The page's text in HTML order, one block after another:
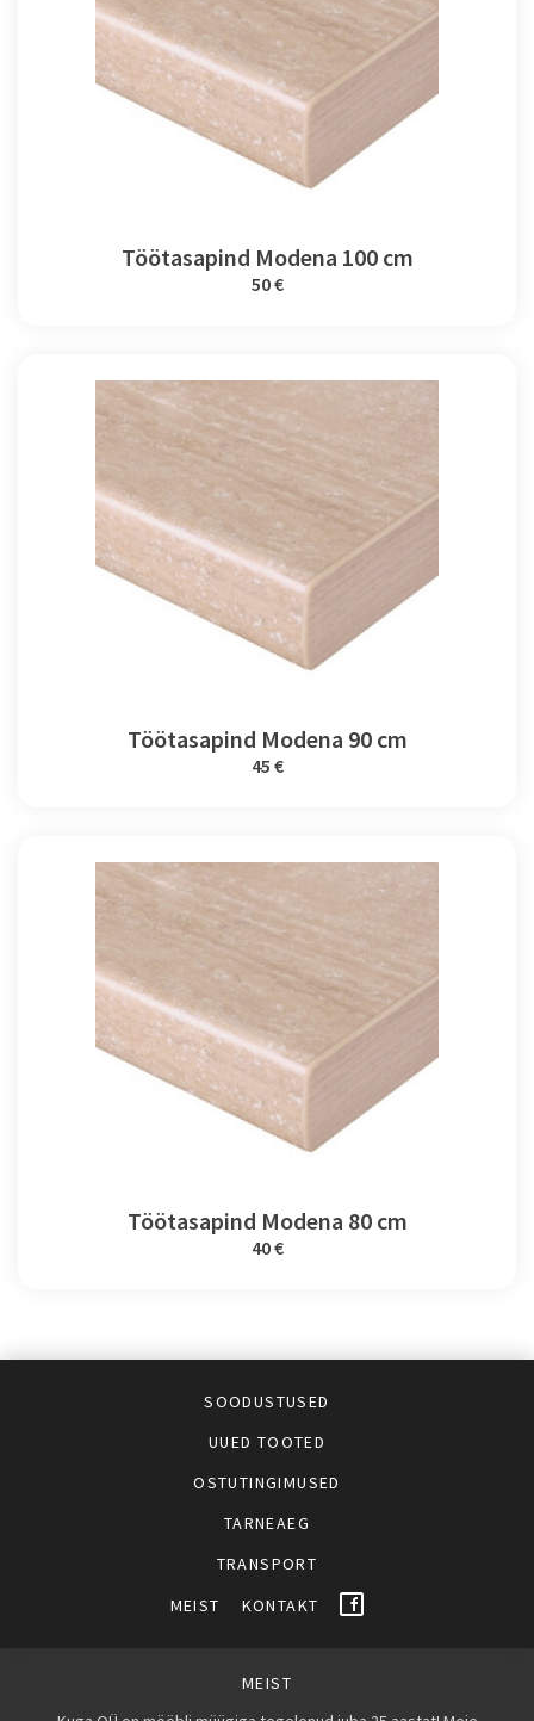
Töötasapind Modena 100 cm
50 €
Töötasapind Modena 90 cm
45 €
Töötasapind Modena 80 cm
40 €
SOODUSTUSED
UUED TOOTED
OSTUTINGIMUSED
TARNEAEG
TRANSPORT
MEIST
KONTAKT
MEIST